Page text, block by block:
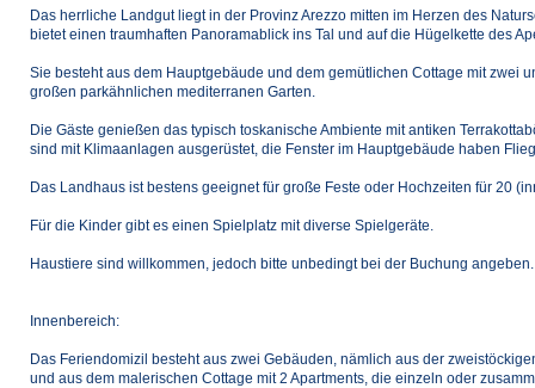
Das herrliche Landgut liegt in der Provinz Arezzo mitten im Herzen des
bietet einen traumhaften Panoramablick ins Tal und auf die Hügelkette des
Sie besteht aus dem Hauptgebäude und dem gemütlichen Cottage mit zwei
großen parkähnlichen mediterranen Garten.
Die Gäste genießen das typisch toskanische Ambiente mit antiken
sind mit Klimaanlagen ausgerüstet, die Fenster im Hauptgebäude haben
Das Landhaus ist bestens geeignet für große Feste oder Hochzeiten für 20
Für die Kinder gibt es einen Spielplatz mit diverse Spielgeräte.
Haustiere sind willkommen, jedoch bitte unbedingt bei der Buchung angeben.
Innenbereich:
Das Feriendomizil besteht aus zwei Gebäuden, nämlich aus der
und aus dem malerischen Cottage mit 2 Apartments, die einzeln oder